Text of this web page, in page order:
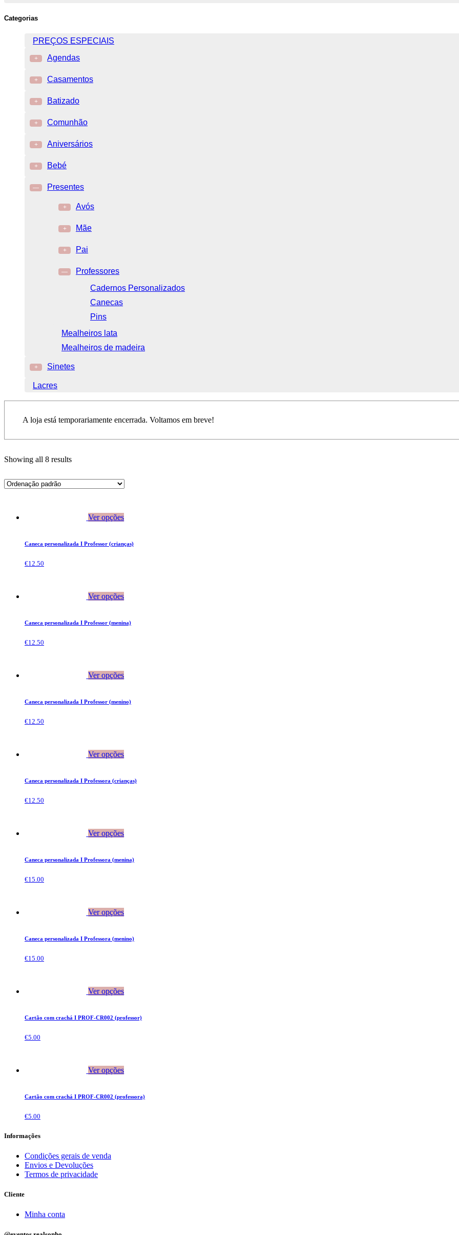
Categorias
PREÇOS ESPECIAIS
+ Agendas
+ Casamentos
+ Batizado
+ Comunhão
+ Aniversários
+ Bebé
— Presentes
+ Avós
+ Mãe
+ Pai
—
Professores
Cadernos Personalizados
Canecas
Pins
Mealheiros lata
Mealheiros de madeira
+ Sinetes
Lacres
A loja está temporariamente encerrada. Voltamos em breve!
Showing all 8 results
Ver opções
Caneca personalizada I Professor (crianças)
€12.50
Ver opções
Caneca personalizada I Professor (menina)
€12.50
Ver opções
Caneca personalizada I Professor (menino)
€12.50
Ver opções
Caneca personalizada I Professora (crianças)
€12.50
Ver opções
Caneca personalizada I Professora (menina)
€15.00
Ver opções
Caneca personalizada I Professora (menino)
€15.00
Ver opções
Cartão com crachá I PROF-CR002 (professor)
€5.00
Ver opções
Cartão com crachá I PROF-CR002 (professora)
€5.00
Informações
Condições gerais de venda
Envios e Devoluções
Termos de privacidade
Cliente
Minha conta